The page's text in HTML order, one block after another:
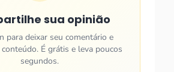
sua opinião
para deixar seu comentário e
É grátis e leva poucos
segundos.